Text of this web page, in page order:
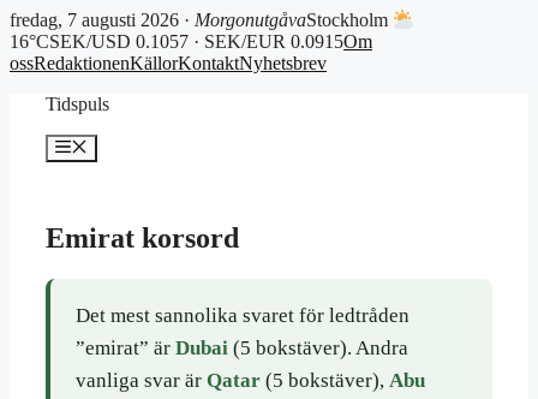
fredag, 7 augusti 2026 · MorgonutgåvaStockholm
16°CSEK/USD 0.1057 · SEK/EUR 0.0915Om
ossRedaktionenKällorKontaktNyhetsbrev
Tidspuls
Meny
Emirat korsord
Det mest sannolika svaret för ledtråden
”emirat” är Dubai(5 bokstäver). Andra
vanliga svar är Qatar(5 bokstäver), Abu